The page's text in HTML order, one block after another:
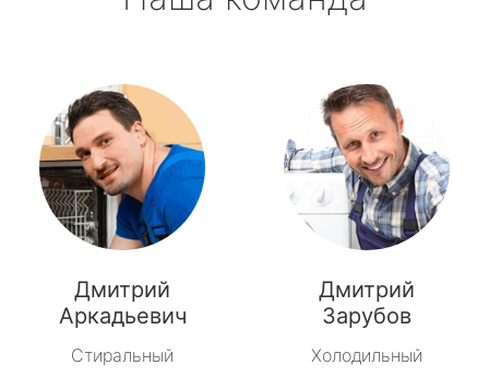
Дмитрий
Аркадьевич
Стиральный
Дмитрий
Зарубов
Холодильный